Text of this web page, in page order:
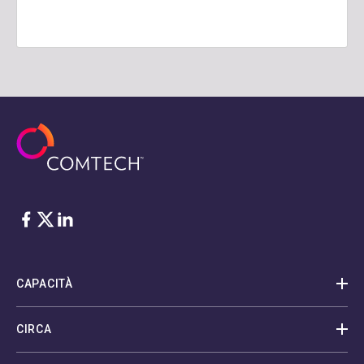
Facebook
Twitter
LinkedIn
CAPACITÀ
CIRCA